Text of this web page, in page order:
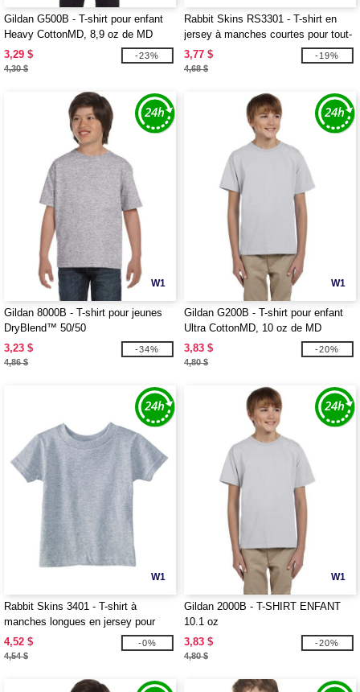
Gildan G500B - T-shirt pour enfant
Heavy CottonMD, 8,9 oz de MD
(5000B)
3,29 $
4,30 $
-23%
Rabbit Skins RS3301 - T-shirt en
jersey à manches courtes pour tout-
petit, 5,5 oz
3,77 $
4,68 $
-19%
W1
Gildan 8000B - T-shirt pour jeunes
DryBlend™ 50/50
3,23 $
4,86 $
-34%
W1
Gildan G200B - T-shirt pour enfant
Ultra CottonMD, 10 oz de MD
(2000B)
3,83 $
4,80 $
-20%
W1
Rabbit Skins 3401 - T-shirt à
manches longues en jersey pour
bébé, 5,5 oz
4,52 $
4,54 $
-0%
W1
Gildan 2000B - T-SHIRT ENFANT
10.1 oz
3,83 $
4,80 $
-20%